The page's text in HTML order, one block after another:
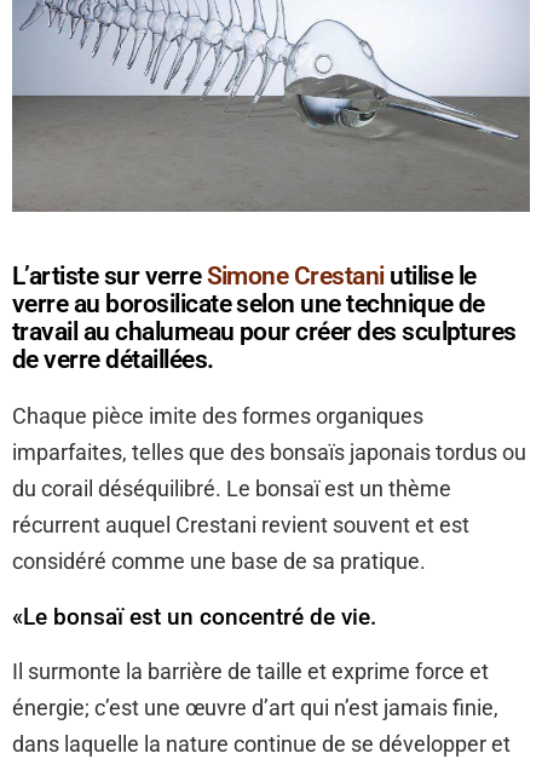
L’artiste sur verreSimone Crestaniutilise le
verre au borosilicate selon une technique de
travail au chalumeau pour créer des sculptures
de verre détaillées.
Chaque pièce imite des formes organiques
imparfaites, telles que des bonsaïs japonais tordus ou
du corail déséquilibré. Le bonsaï est un thème
récurrent auquel Crestani revient souvent et est
considéré comme une base de sa pratique.
«Le bonsaï est un concentré de vie.
Il surmonte la barrière de taille et exprime force et
énergie; c’est une œuvre d’art qui n’est jamais finie,
dans laquelle la nature continue de se développer et